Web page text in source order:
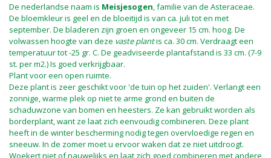
De nederlandse naam is Meisjesogen, familie van de Asteraceae.
De bloemkleur is geel en de bloeitijd is van ca. juli tot en met
september. De bladeren zijn groen en ongeveer 15 cm. hoog. De
volwassen hoogte van deze vaste plantis ca. 30 cm. Verdraagt een
temperatuur tot -25 gr. C. De geadviseerde plantafstand is 33 cm. (7-9
st. per m2.) Is goed verkrijgbaar.
Plant voor een open ruimte.
Deze plant is zeer geschikt voor 'de tuin op het zuiden'. Verlangt een
zonnige, warme plek op niet te arme grond en buiten de
schaduwzone van bomen en heesters. Ze kan gebruikt worden als
borderplant, want ze laat zich eenvoudig combineren. Deze plant
heeft in de winter bescherming nodig tegen overvloedige regen en
sneeuw. In de zomer moet u ervoor waken dat ze niet uitdroogt.
Woekert niet of nauwelijks en laat zich goed combineren met andere